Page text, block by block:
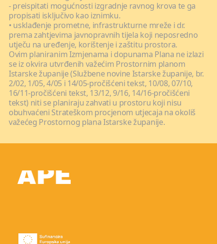
- preispitati mogućnosti izgradnje ravnog krova te ga
propisati isključivo kao iznimku.
• usklađenje prometne, infrastrukturne mreže i dr.
prema zahtjevima javnopravnih tijela koji neposredno
utječu na uređenje, korištenje i zaštitu prostora.
Ovim planiranim Izmjenama i dopunama Plana ne izlazi
se iz okvira utvrđenih važećim Prostornim planom
Istarske županije (Službene novine Istarske županije, br.
2/02, 1/05, 4/05 i 14/05-pročišćeni tekst, 10/08, 07/10,
16/11-pročišćeni tekst, 13/12, 9/16, 14/16-pročišćeni
tekst) niti se planiraju zahvati u prostoru koji nisu
obuhvaćeni Strateškom procjenom utjecaja na okoliš
važećeg Prostornog plana Istarske županije.